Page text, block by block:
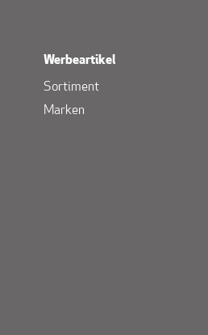
Werbeartikel
Sortiment
Marken